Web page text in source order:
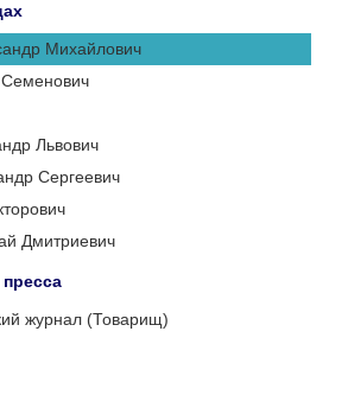
Михайлович
Львович
Сергеевич
Дмитриевич
журнал (Товарищ)